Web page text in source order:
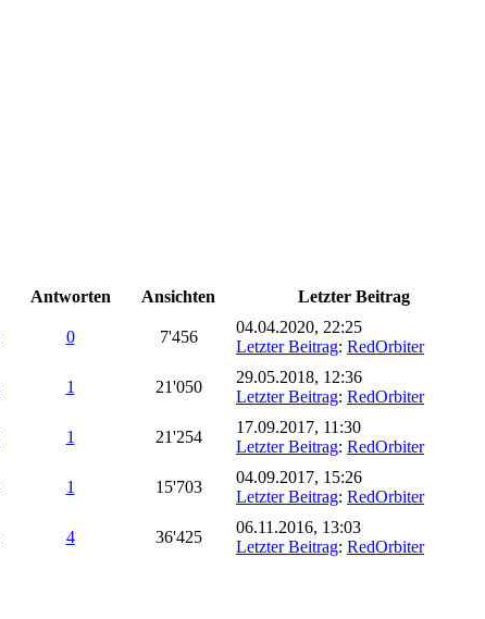
Antworten Ansichten Letzter Beitrag
0 7'456
04.04.2020, 22:25
Letzter Beitrag: RedOrbiter
1 21'050
29.05.2018, 12:36
Letzter Beitrag: RedOrbiter
1 21'254
17.09.2017, 11:30
Letzter Beitrag: RedOrbiter
1 15'703
04.09.2017, 15:26
Letzter Beitrag: RedOrbiter
4 36'425
06.11.2016, 13:03
Letzter Beitrag: RedOrbiter